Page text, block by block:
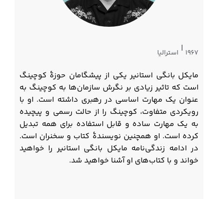
۱۹۶۷ | استرالیا
مایکل بانگی استانیر یکی از پیشگامان حوزۀ کوچینگ
است که تاثیر زیادی بر نگرش سازمان‌ها به کوچینگ به
عنوان یک مهارت اساسی در رهبری داشته است. او با
رویکردی متفاوت، کوچینگ را از حالت رسمی و پیچیده
به یک مهارت ساده و قابل استفاده برای همه تبدیل
کرده است. او همچنین نویسندۀ کتاب و سخنران است.
در ادامه زندگی‌نامه مایکل بانگی استانیر را خواهید
خواند و با کتاب‌های او آشنا خواهید شد.